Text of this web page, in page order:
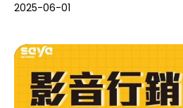
2025-06-01